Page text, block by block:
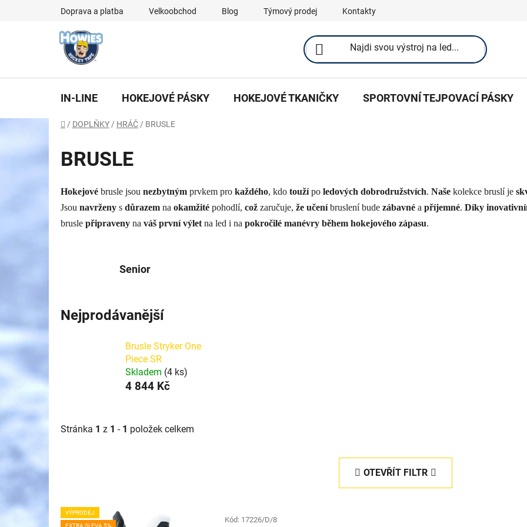
Doprava a platba Velkoobchod Blog Týmový prodej Kontakty
IN-LINE HOKEJOVÉ PÁSKY HOKEJOVÉ TKANIČKY SPORTOVNÍ TEJPOVACÍ PÁSKY
Domů
/ DOPLŇKY / HRÁČ / BRUSLE
BRUSLE
Hokejové brusle jsou nezbytným prvkem pro každého, kdo toužípo ledových dobrodružstvích. Naše kolekce bruslí je
Jsou navrženy s důrazem na okamžité pohodlí, což zaručuje, že učeníbruslení bude zábavné a příjemné. Díky
brusle připraveny na váš první výlet na led i na pokročilé manévry během hokejového zápasu.
Senior
Nejprodávanější
Brusle Stryker One
Piece SR
Skladem (4 ks)
4 844 Kč
Stránka 1 z 1 - 1 položek celkem
OTEVŘÍT FILTR
VVÝPRODEJ
EXTRA SLEVA 5%
Kód: 17226/D/8